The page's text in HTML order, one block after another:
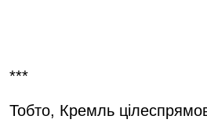
***
Тобто, Кремль